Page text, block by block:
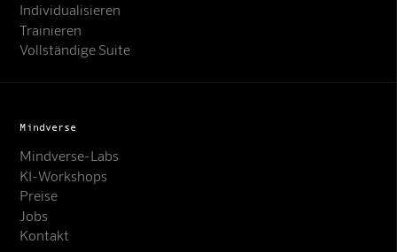
Individualisieren
Trainieren
Vollständige Suite
Mindverse
Mindverse-Labs
KI-Workshops
Preise
Jobs
Kontakt